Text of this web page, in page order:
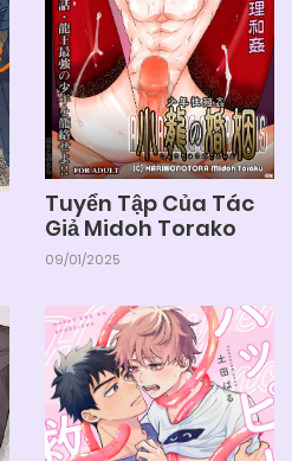
Tuyển Tập Của Tác
Giả Midoh Torako
09/01/2025